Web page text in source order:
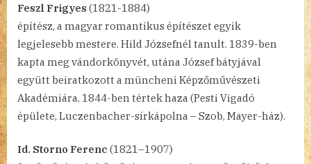
Feszl Frigyes (1821-1884)
építész, a magyar romantikus építészet egyik
legjelesebb mestere. Hild Józsefnél tanult. 1839-ben
kapta meg vándorkönyvét, utána József bátyjával
együtt beiratkozott a müncheni Képzőművészeti
Akadémiára. 1844-ben tértek haza (Pesti Vigadó
épülete, Luczenbacher-sírkápolna – Szob, Mayer-ház).
Id. Storno Ferenc (1821–1907)